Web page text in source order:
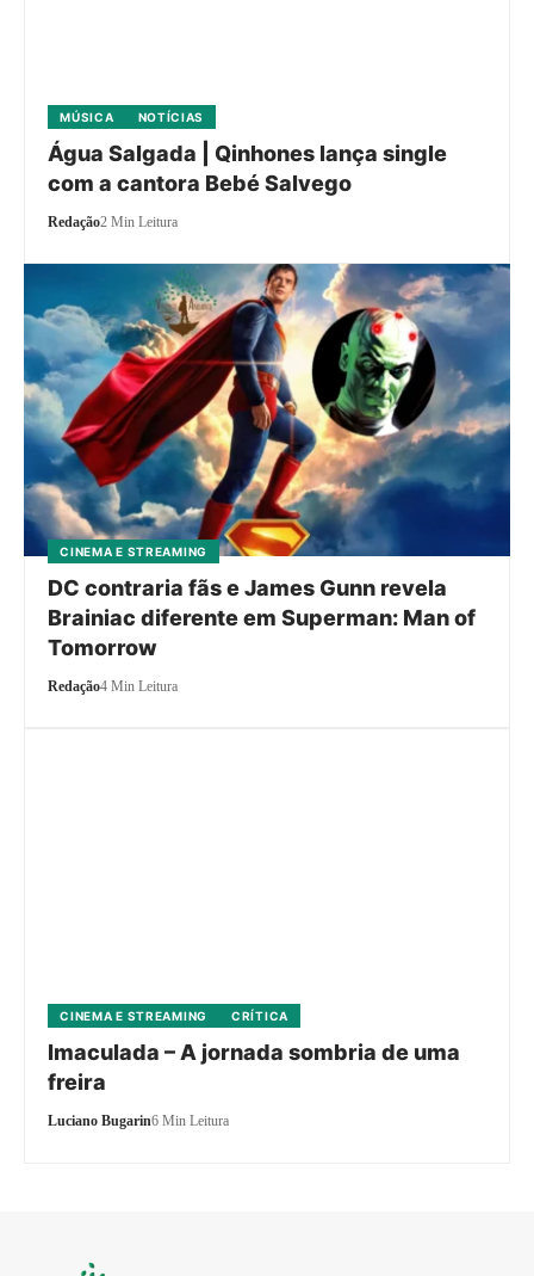
MÚSICA NOTÍCIAS
Água Salgada | Qinhones lança single
com a cantora Bebé Salvego
Redação2 Min Leitura
CINEMA E STREAMING
DC contraria fãs e James Gunn revela
Brainiac diferente em Superman: Man of
Tomorrow
Redação4 Min Leitura
CINEMA E STREAMING CRÍTICA
Imaculada – A jornada sombria de uma
freira
Luciano Bugarin6 Min Leitura